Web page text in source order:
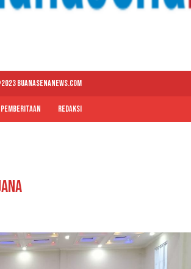
BUANASENANEWS.COM
REDAKSI